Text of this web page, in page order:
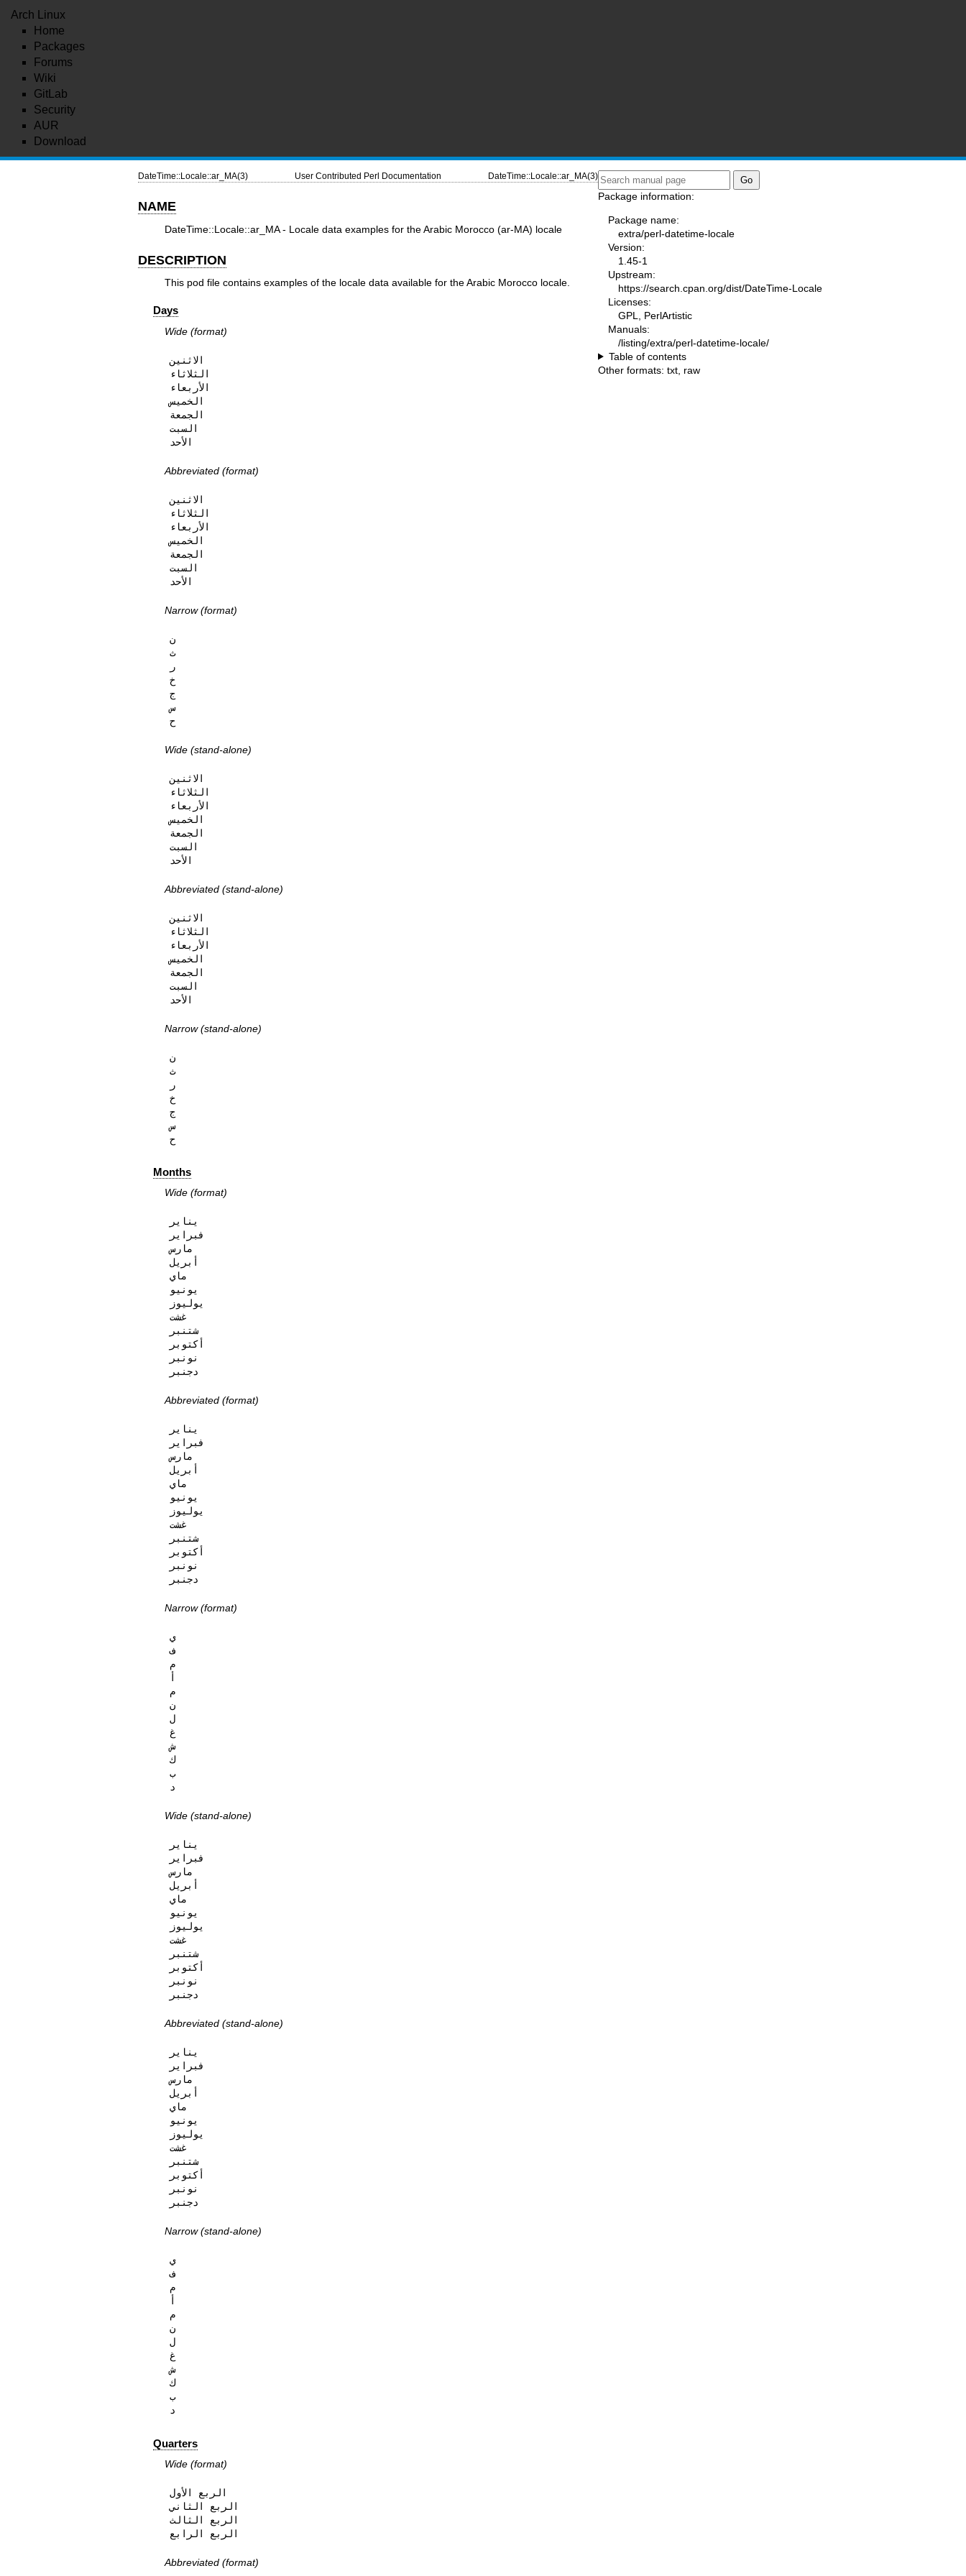
Arch Linux
Home
Packages
Forums
Wiki
GitLab
Security
AUR
Download
DateTime::Locale::ar_MA(3) User Contributed Perl Documentation DateTime::Locale::ar_MA(3)
NAME
DateTime::Locale::ar_MA - Locale data examples for the Arabic Morocco (ar-MA) locale
DESCRIPTION
This pod file contains examples of the locale data available for the Arabic Morocco locale.
Days
Wide (format)
الاثنين
الثلاثاء
الأربعاء
الخميس
الجمعة
السبت
الأحد
Abbreviated (format)
الاثنين
الثلاثاء
الأربعاء
الخميس
الجمعة
السبت
الأحد
Narrow (format)
ن
ث
ر
خ
ج
س
ح
Wide (stand-alone)
الاثنين
الثلاثاء
الأربعاء
الخميس
الجمعة
السبت
الأحد
Abbreviated (stand-alone)
الاثنين
الثلاثاء
الأربعاء
الخميس
الجمعة
السبت
الأحد
Narrow (stand-alone)
ن
ث
ر
خ
ج
س
ح
Months
Wide (format)
يناير
فبراير
مارس
أبريل
ماي
يونيو
يوليوز
غشت
شتنبر
أكتوبر
نونبر
دجنبر
Abbreviated (format)
يناير
فبراير
مارس
أبريل
ماي
يونيو
يوليوز
غشت
شتنبر
أكتوبر
نونبر
دجنبر
Narrow (format)
ي
ف
م
أ
م
ن
ل
غ
ش
ك
ب
د
Wide (stand-alone)
يناير
فبراير
مارس
أبريل
ماي
يونيو
يوليوز
غشت
شتنبر
أكتوبر
نونبر
دجنبر
Abbreviated (stand-alone)
يناير
فبراير
مارس
أبريل
ماي
يونيو
يوليوز
غشت
شتنبر
أكتوبر
نونبر
دجنبر
Narrow (stand-alone)
ي
ف
م
أ
م
ن
ل
غ
ش
ك
ب
د
Quarters
Wide (format)
الربع الأول
الربع الثاني
الربع الثالث
الربع الرابع
Abbreviated (format)
Package information:
Package name:
extra/perl-datetime-locale
Version:
1.45-1
Upstream:
https://search.cpan.org/dist/DateTime-Locale
Licenses:
GPL, PerlArtistic
Manuals:
/listing/extra/perl-datetime-locale/
Table of contents
Other formats: txt raw